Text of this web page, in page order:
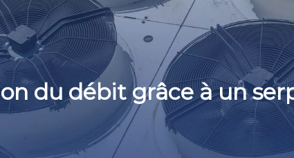
du débit grâce à un